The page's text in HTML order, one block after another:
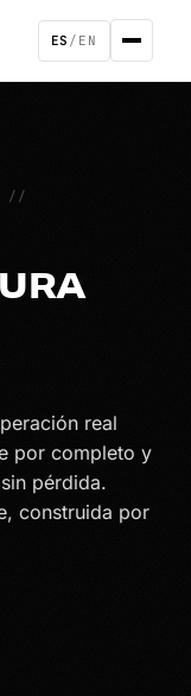
ES / EN
//
real
por completo y
pérdida.
construida por